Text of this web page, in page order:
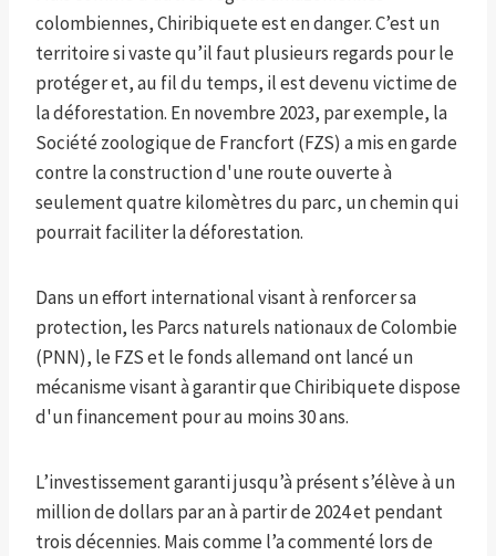
colombiennes, Chiribiquete est en danger. C’est un
territoire si vaste qu’il faut plusieurs regards pour le
protéger et, au fil du temps, il est devenu victime de
la déforestation. En novembre 2023, par exemple, la
Société zoologique de Francfort (FZS) a mis en garde
contre la construction d'une route ouverte à
seulement quatre kilomètres du parc, un chemin qui
pourrait faciliter la déforestation.
Dans un effort international visant à renforcer sa
protection, les Parcs naturels nationaux de Colombie
(PNN), le FZS et le fonds allemand ont lancé un
mécanisme visant à garantir que Chiribiquete dispose
d'un financement pour au moins 30 ans.
L’investissement garanti jusqu’à présent s’élève à un
million de dollars par an à partir de 2024 et pendant
trois décennies. Mais comme l’a commenté lors de